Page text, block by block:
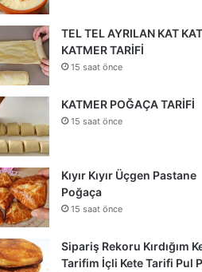
TEL TEL AYRILAN KAT KAT
KATMER TARİFİ
15 saat önce
KATMER POĞAÇA TARİFİ
15 saat önce
Kıyır Kıyır Üçgen Pastane
Poğaça
15 saat önce
Sipariş Rekoru Kırdığım
Tarifim İçli Kete Tarifi Pul